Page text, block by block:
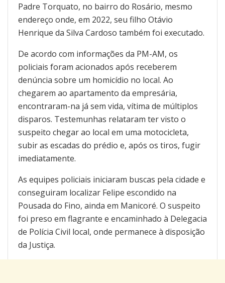
Padre Torquato, no bairro do Rosário, mesmo
endereço onde, em 2022, seu filho Otávio
Henrique da Silva Cardoso também foi executado.
De acordo com informações da PM-AM, os
policiais foram acionados após receberem
denúncia sobre um homicídio no local. Ao
chegarem ao apartamento da empresária,
encontraram-na já sem vida, vítima de múltiplos
disparos. Testemunhas relataram ter visto o
suspeito chegar ao local em uma motocicleta,
subir as escadas do prédio e, após os tiros, fugir
imediatamente.
As equipes policiais iniciaram buscas pela cidade e
conseguiram localizar Felipe escondido na
Pousada do Fino, ainda em Manicoré. O suspeito
foi preso em flagrante e encaminhado à Delegacia
de Polícia Civil local, onde permanece à disposição
da Justiça.